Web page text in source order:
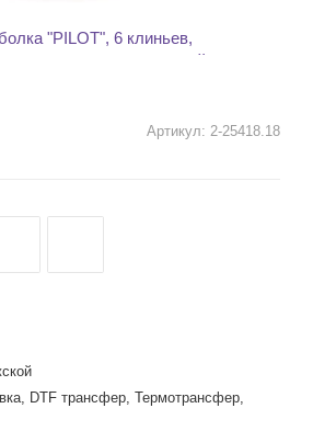
Артикул: 2-25418.18
DTF трансфер, Термотрансфер,